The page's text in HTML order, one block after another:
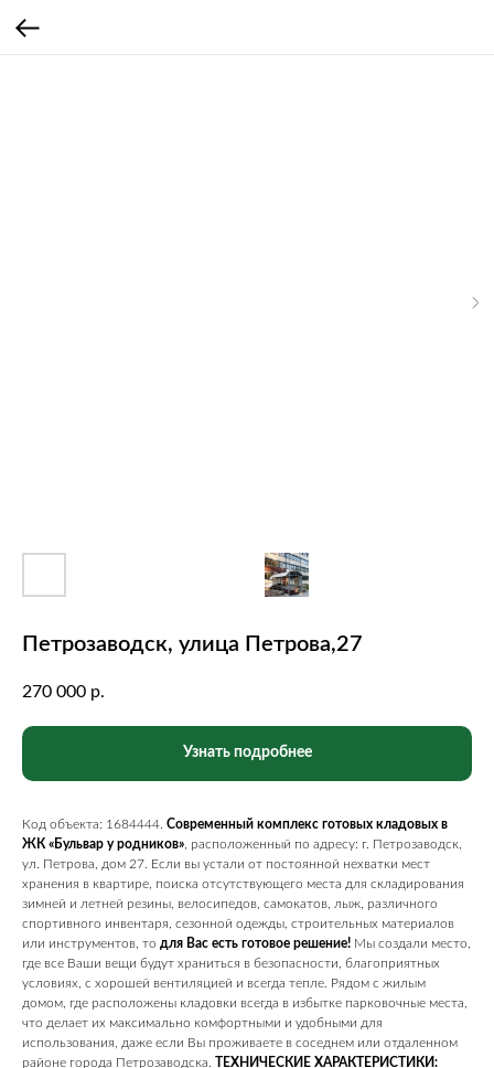
Петрозаводск, улица Петрова,27
270 000 р.
Узнать подробнее
Код объекта: 1684444. Современный комплекс готовых кладовых в
ЖК «Бульвар у родников» , расположенный по адресу: г. Петрозаводск,
ул. Петрова, дом 27. Если вы устали от постоянной нехватки мест
хранения в квартире, поиска отсутствующего места для складирования
зимней и летней резины, велосипедов, самокатов, лыж, различного
спортивного инвентаря, сезонной одежды, строительных материалов
или инструментов, то для Вас есть готовое решение! Мы создали место,
где все Ваши вещи будут храниться в безопасности, благоприятных
условиях, с хорошей вентиляцией и всегда тепле. Рядом с жилым
домом, где расположены кладовки всегда в избытке парковочные места,
что делает их максимально комфортными и удобными для
использования, даже если Вы проживаете в соседнем или отдаленном
районе города Петрозаводска. ТЕХНИЧЕСКИЕ ХАРАКТЕРИСТИКИ: